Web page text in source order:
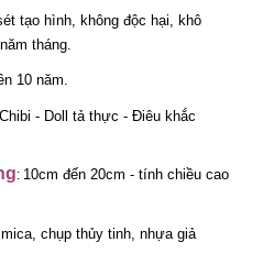
tạo hình, không độc hại, khô
tháng.
10 năm.
- Doll tả thực - Điêu khắc
: 10cm đến 20cm - tính chiều cao
chụp thủy tinh, nhựa giả